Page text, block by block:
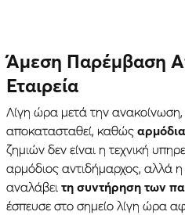
Άμεση Παρέμβαση
Εταιρεία
Λίγη ώρα μετά την ανακοίνωση,
αποκατασταθεί, καθώς αρμόδια
ζημιών δεν είναι η τεχνική
αρμόδιος αντιδήμαρχος, αλλά η
αναλάβει τη συντήρηση των
έσπευσε στο σημείο λίγη ώρα